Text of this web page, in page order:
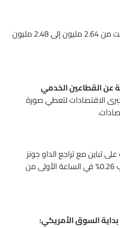
بينما الطلبات المستمرة تراجعت من 2.64 مليون إلى 2.48 مليون
عن القطاعين الخدمي
الاقتصادات لتعطي صورة
على تباين مع تراجع الداو جونز
0.25% وارتفاع ناسداك المركب 0.26% في الساعة الأولى من
السوق الأمريكي: